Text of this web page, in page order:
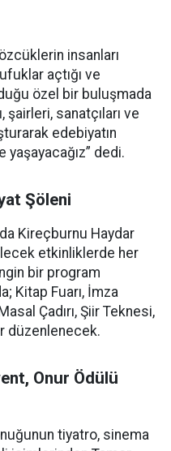
insanları
açtığı ve
özel bir buluşmada
şairleri, sanatçıları ve
edebiyatın
dedi.
Şöleni
Kireçburnu Haydar
etkinliklerde her
bir program
Kitap Fuarı, İmza
Çadırı, Şiir Teknesi,
düzenlenecek.
Onur Ödülü
tiyatro, sinema